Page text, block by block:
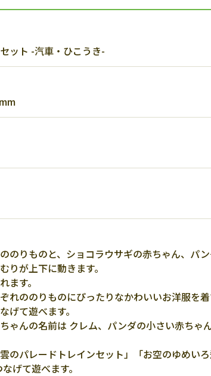
ット -汽車・ひこうき-
のりものと、ショコラウサギの赤ちゃん、パ
りが上下に動きます。
ます。
れののりものにぴったりなかわいいお洋服を着
げて遊べます。
ゃんの名前は クレム、パンダの小さい赤ちゃ
のパレードトレインセット」「お空のゆめい
げて遊べます。